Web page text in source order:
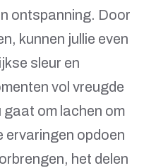
ontspanning. Door
kunnen jullie even
sleur en
vol vreugde
om lachen om
ervaringen opdoen
het delen